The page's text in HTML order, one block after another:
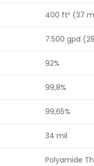
400 ft² (37
7.500 gpd
92%
99,8%
99,65%
34 mil
Polyamide